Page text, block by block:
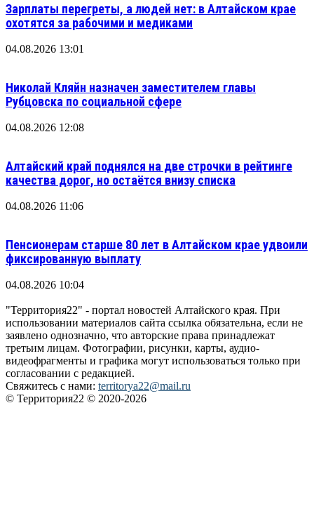
Зарплаты перегреты, а людей нет: в Алтайском крае
охотятся за рабочими и медиками
04.08.2026 13:01
Николай Кляйн назначен заместителем главы
Рубцовска по социальной сфере
04.08.2026 12:08
Алтайский край поднялся на две строчки в рейтинге
качества дорог, но остаётся внизу списка
04.08.2026 11:06
Пенсионерам старше 80 лет в Алтайском крае удвоили
фиксированную выплату
04.08.2026 10:04
"Территория22" - портал новостей Алтайского края. При
использовании материалов сайта ссылка обязательна, если не
заявлено однозначно, что авторские права принадлежат
третьим лицам. Фотографии, рисунки, карты, аудио-
видеофрагменты и графика могут использоваться только при
согласовании с редакцией.
Свяжитесь с нами: territorya22@mail.ru
© Территория22 © 2020-2026